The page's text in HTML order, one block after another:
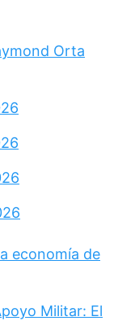
Orta
economía de
Militar: El